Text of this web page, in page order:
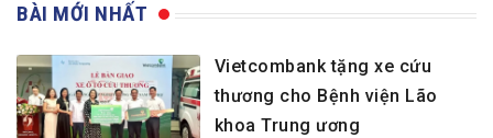
BÀI MỚI NHẤT
Vietcombank tặng xe cứu
thương cho Bệnh viện Lão
khoa Trung ương